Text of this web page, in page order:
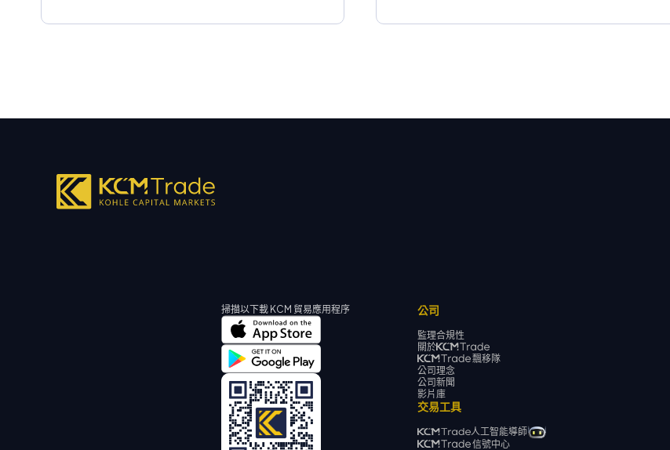
掃描以下載 KCM 貿易應用程序 公司
監理合規性
關於
飄移隊
公司理念
公司新聞
影片庫
交易工具
人工智能導師
信號中心